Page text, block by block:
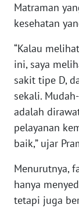
Matraman
kesehatan
“Kalau
ini, saya
sakit tipe D,
sekali.
adalah
pelayanan
baik,” ujar
Menurutnya,
hanya
tetapi juga
JAKARTA
WN
WN
BANTEN
WN
NTT
WN
KEPRI